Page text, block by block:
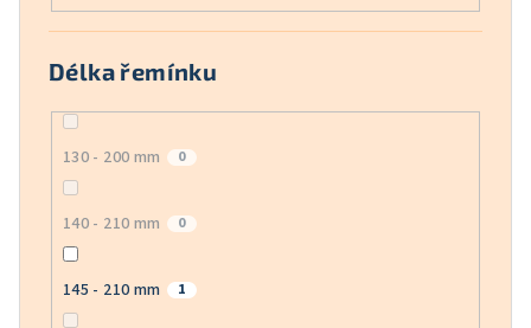
Délka řemínku
130 - 200 mm 0
140 - 210 mm 0
145 - 210 mm 1